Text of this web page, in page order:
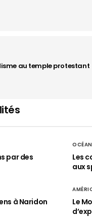
au temple protestant
par des
Les
aux
à Naridon
Le